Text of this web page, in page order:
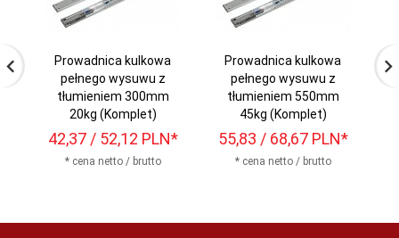
Prowadnica kulkowa
pełnego wysuwu z
tłumieniem 300mm
20kg (Komplet)
42,37 / 52,12 PLN*
* cena netto / brutto
Prowadnica kulkowa
pełnego wysuwu z
tłumieniem 550mm
45kg (Komplet)
55,83 / 68,67 PLN*
* cena netto / brutto